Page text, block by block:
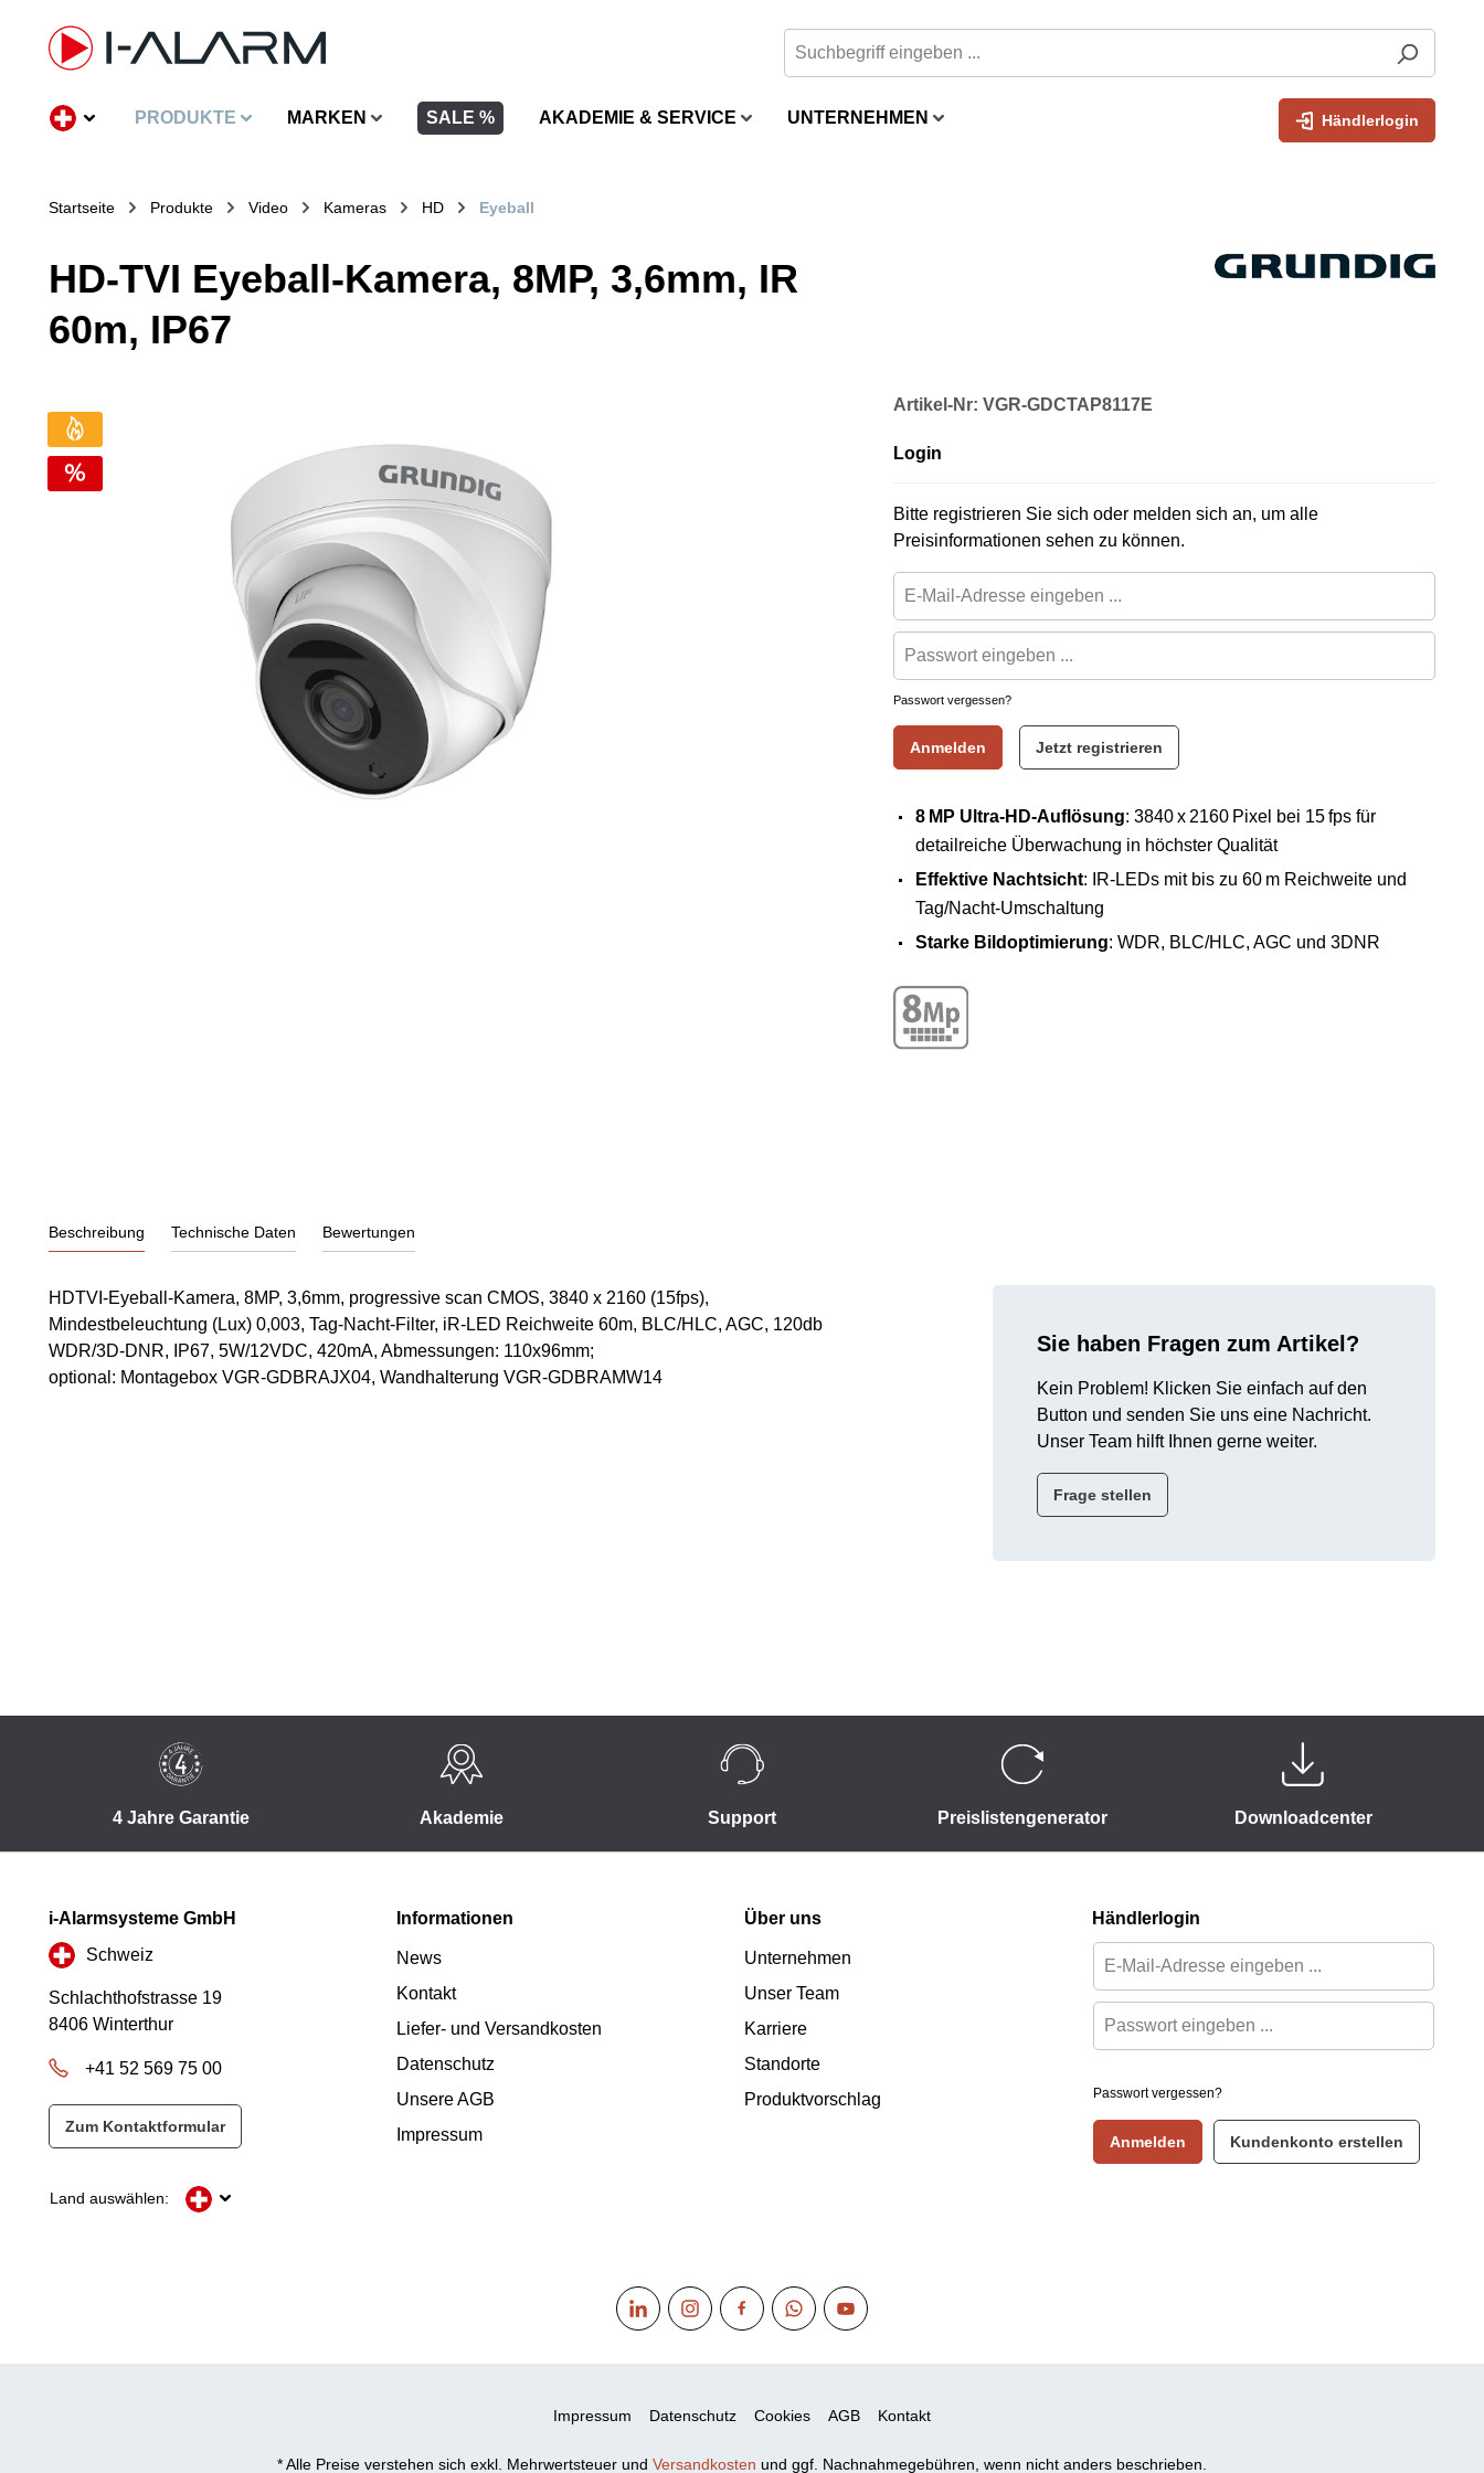
springen
PRODUKTE MARKEN SALE % AKADEMIE & SERVICE UNTERNEHMEN Händlerlogin
Startseite Produkte Video Kameras HD Eyeball
HD-TVI Eyeball-Kamera, 8MP, 3,6mm, IR
60m, IP67
Artikel-Nr: VGR-GDCTAP8117E
Login
Bitte registrieren Sie sich oder melden sich an, um alle
Preisinformationen sehen zu können.
Passwort vergessen?
Anmelden Jetzt registrieren
8 MP Ultra-HD-Auflösung: 3840 x 2160 Pixel bei 15 fps für
detailreiche Überwachung in höchster Qualität
Effektive Nachtsicht: IR-LEDs mit bis zu 60 m Reichweite und
Tag/Nacht-Umschaltung
Starke Bildoptimierung: WDR, BLC/HLC, AGC und 3DNR
Beschreibung Technische Daten Bewertungen
HDTVI-Eyeball-Kamera, 8MP, 3,6mm, progressive scan CMOS, 3840 x 2160 (15fps),
Mindestbeleuchtung (Lux) 0,003, Tag-Nacht-Filter, iR-LED Reichweite 60m, BLC/HLC, AGC, 120db
WDR/3D-DNR, IP67, 5W/12VDC, 420mA, Abmessungen: 110x96mm;
optional: Montagebox VGR-GDBRAJX04, Wandhalterung VGR-GDBRAMW14
Sie haben Fragen zum Artikel?
Kein Problem! Klicken Sie einfach auf den
Button und senden Sie uns eine Nachricht.
Unser Team hilft Ihnen gerne weiter.
Frage stellen
4 Jahre Garantie Akademie Support Preislistengenerator Downloadcenter
i-Alarmsysteme GmbH
Schweiz
Schlachthofstrasse 19
8406 Winterthur
+41 52 569 75 00
Zum Kontaktformular
Land auswählen:
Informationen
News
Kontakt
Liefer- und Versandkosten
Datenschutz
Unsere AGB
Impressum
Über uns
Unternehmen
Unser Team
Karriere
Standorte
Produktvorschlag
Händlerlogin
Passwort vergessen?
Anmelden Kundenkonto erstellen
Impressum Datenschutz Cookies AGB Kontakt
* Alle Preise verstehen sich exkl. Mehrwertsteuer und Versandkosten und ggf. Nachnahmegebühren, wenn nicht anders beschrieben.